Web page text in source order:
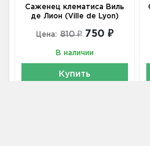
Саженец клематиса Виль
де Лион (Ville de Lyon)
Цена: 810 ₽ 750 ₽
В наличии
Купить